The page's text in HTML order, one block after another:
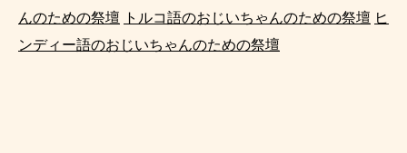
んのための祭壇 トルコ語のおじいちゃんのための祭壇 ヒ
ンディー語のおじいちゃんのための祭壇